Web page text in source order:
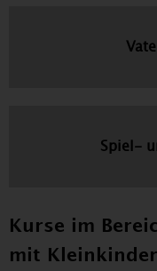
Spiel-
Kurse im
mit